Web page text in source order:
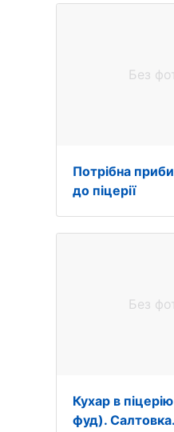
Без
Потрібна
до піцерії
Без
Кухар в
фуд). Салтовка.